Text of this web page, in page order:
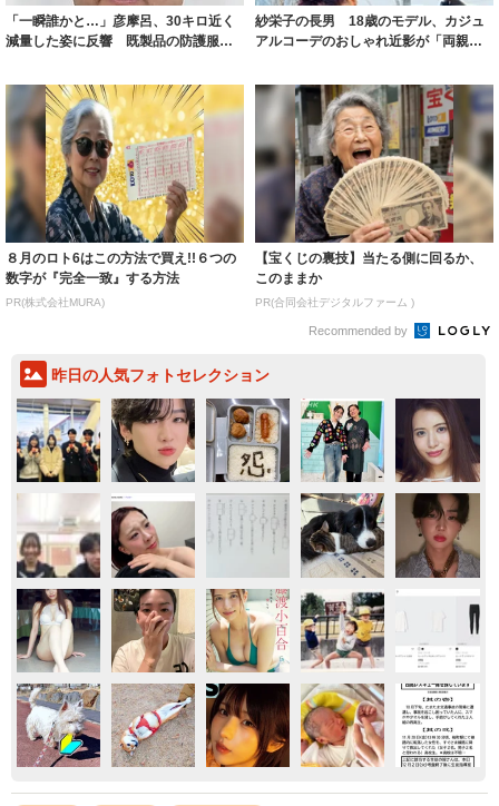
「一瞬誰かと…」彦摩呂、30キロ近く
減量した姿に反響 既製品の防護服が
紗栄子の長男 18歳のモデル、カジュ
アルコーデのおしゃれ近影が「両親の
８月のロト6はこの方法で買え!!６つの
数字が『完全一致』する方法
PR(株式会社MURA)
【宝くじの裏技】当たる側に回るか、
このままか
PR(合同会社デジタルファーム )
Recommended by
昨日の人気フォトセレクション